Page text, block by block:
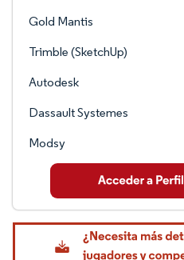
Gold Mantis
Trimble (SketchUp)
Autodesk
Dassault Systemes
Modsy